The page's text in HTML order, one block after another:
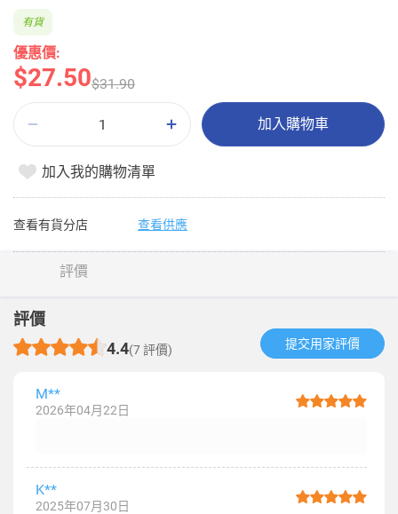
優惠價:
$27.50$31.90
有貨
加入購物車
加入我的購物清單
查看有貨分店 查看供應
評價
評價
4.4(7 評價) 提交用家評價​
M**
2026年04月22日
K**
2025年07月30日